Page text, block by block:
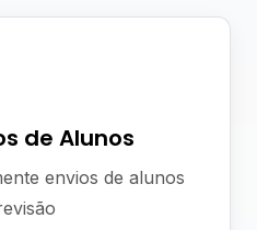
de Alunos
envios de alunos